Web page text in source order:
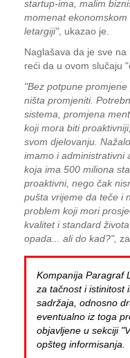
startup-ima, malim
momenat
letargiji", ukazao je.
Naglašava da je sve
reći da u ovom slučaju
"Bez potpune
ništa promjeniti.
sistema, promjena
koji mora biti
svom djelovanju.
imamo i administrativni
koja ima 500 miliona
proaktivni, nego čak
pušta vrijeme da teče i
problem koji mori
kvalitet i standard
opada... ali do kad?",
Kompanija Paragraf
za tačnost i istinitost
sadržaja, odnosno
eventualno iz toga
objavljene u sekciji
opšteg informisanja.